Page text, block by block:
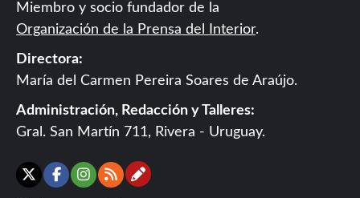
Miembro y socio fundador de la
Organización de la Prensa del Interior.
Directora:
María del Carmen Pereira Soares de Araújo.
Administración, Redacción y Talleres:
Gral. San Martín 711, Rivera - Uruguay.
X Facebook
Instagram
RSSContáctanos